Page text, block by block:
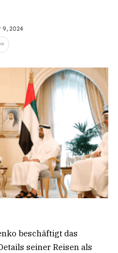
9, 2024
beschäftigt das
seiner Reisen als